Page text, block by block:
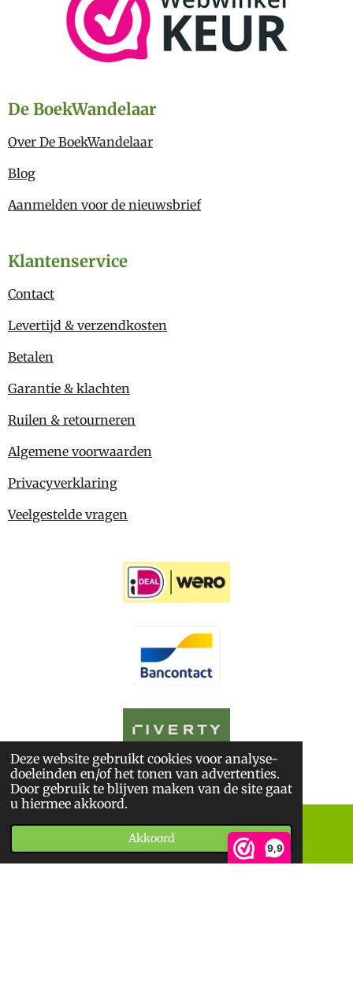
Deze website gebruikt cookies voor analyse-
doeleinden en/of het tonen van advertenties.
Door gebruik te blijven maken van de site gaat
u hiermee akkoord.
Akkoord
9,9
De BoekWandelaar
Over De BoekWandelaar
Blog
Aanmelden voor de nieuwsbrief
Klantenservice
Contact
Levertijd & verzendkosten
Betalen
Garantie & klachten
Ruilen & retourneren
Algemene voorwaarden
Privacyverklaring
Veelgestelde vragen
© 2026De BoekWandelaar
*Sitemap *Privacyverklaring*Algemene Voorwaarden
Telefoonnummer